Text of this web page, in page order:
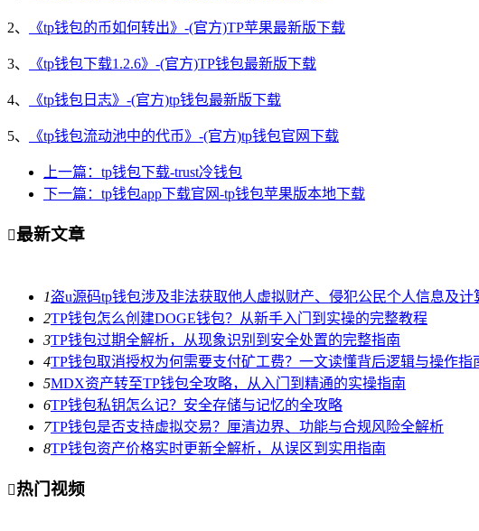
2、 《tp钱包的币如何转出》-(官方)TP苹果最新版下载
3、 《tp钱包下载1.2.6》-(官方)TP钱包最新版下载
4、 《tp钱包日志》-(官方)tp钱包最新版下载
5、 《tp钱包流动池中的代币》-(官方)tp钱包官网下载
上一篇：tp钱包下载-trust冷钱包
下一篇：tp钱包app下载官网-tp钱包苹果版本地下载
最新文章
1盗u源码tp钱包涉及非法获取他人虚拟财产、侵犯公民个人信息及
2TP钱包怎么创建DOGE钱包？从新手入门到实操的完整教程
3TP钱包过期全解析，从现象识别到安全处置的完整指南
4TP钱包取消授权为何需要支付矿工费？一文读懂背后逻辑与操作指
5MDX资产转至TP钱包全攻略，从入门到精通的实操指南
6TP钱包私钥怎么记？安全存储与记忆的全攻略
7TP钱包是否支持虚拟交易？厘清边界、功能与合规风险全解析
8TP钱包资产价格实时更新全解析，从误区到实用指南
热门视频